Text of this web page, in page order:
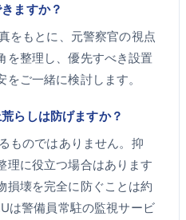
ますか？
をもとに、元警察官の視点
を整理し、優先すべき設置
ご一緒に検討します。
らしは防げますか？
ものではありません。抑
理に役立つ場合はあります
損壊を完全に防ぐことは約
は警備員常駐の監視サービ